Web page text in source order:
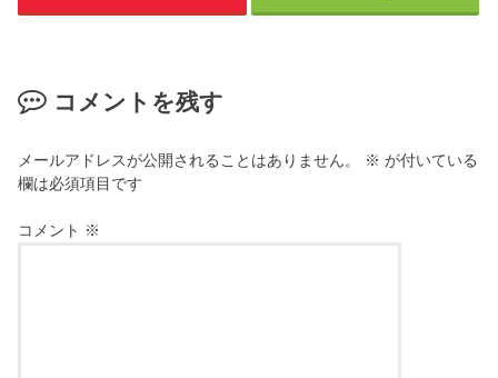
コメントを残す
メールアドレスが公開されることはありません。 ※ が付いている
欄は必須項目です
コメント ※